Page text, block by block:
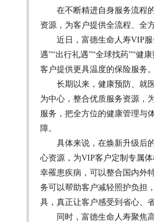
在不断精进自身服务流程的
资源，为客户提供全流程、全
近日，富德生命人寿VIP服
遇”“出行礼遇”“全球找药”“健
客户提供更具温度的保险服务。
长期以来，健康预防、就医
为中心，整合优质服务资源，
服务，把全方位的健康管理与
障。
具体来说，在焕新升级后的
心资源，为VIP客户定制专属
幸罹患疾病，可以整合国内外
务可以帮助客户减轻照护负担
具，真正让客户感受到省心、
同时，富德生命人寿聚焦高